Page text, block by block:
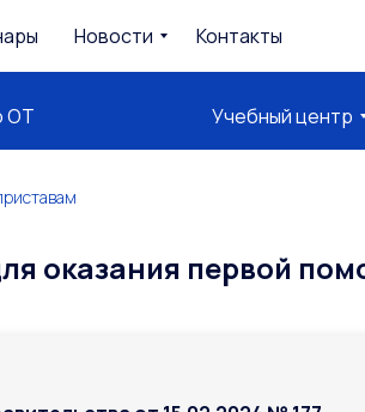
Новости Контакты
Учебный центр
ОТ
оказания первой